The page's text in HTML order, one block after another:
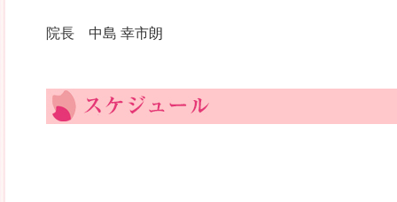
院長 中島 幸市朗